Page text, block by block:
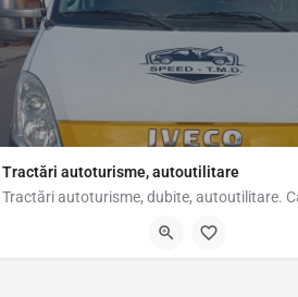
Tractări autoturisme, autoutilitare